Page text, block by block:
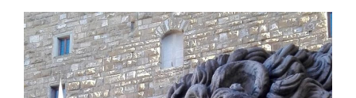
Lavora con noi
Magazine